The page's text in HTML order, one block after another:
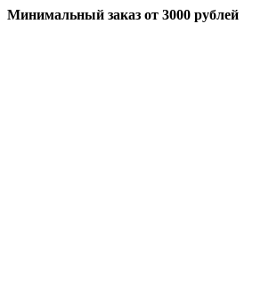
Минимальный заказ от 3000 рублей